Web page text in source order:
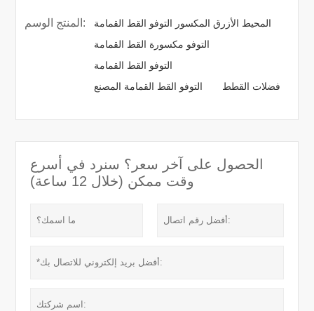
المنتج الوسم:
المحيط الأزرق المكسور التوفو القط القمامة
التوفو مكسورة القط القمامة
التوفو القط القمامة
التوفو القط القمامة المصنع
فضلات القطط
الحصول على آخر سعر؟ سنرد في أسرع
وقت ممكن (خلال 12 ساعة)